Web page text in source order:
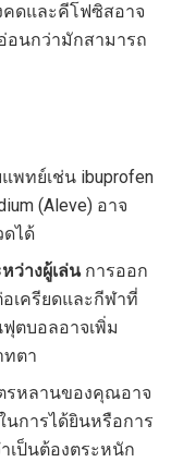
ดและคีโฟซิสอาจ
อนกว่ามักสามารถ
พทย์เช่น ibuprofen
(Aleve) อาจ
ดได้
ว่างผู้เล่นการออก
เครียดและกีฬาที่
ตบอลอาจเพิ่ม
ทตา
รหลานของคุณอาจ
นการได้ยินหรือการ
เป็นต้องตระหนัก